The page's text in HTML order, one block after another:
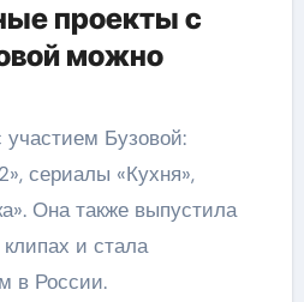
проекты с
можно
Бузовой:
сериалы «Кухня»,
Она также выпустила
и стала
в России.